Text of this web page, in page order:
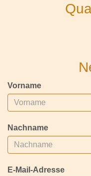
Vorname
Nachname
E-Mail-Adresse